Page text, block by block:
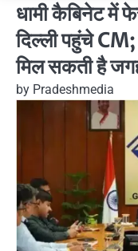
धामी कैबिनेट में
दिल्ली पहुंचे
मिल सकती है
by Pradeshmedia